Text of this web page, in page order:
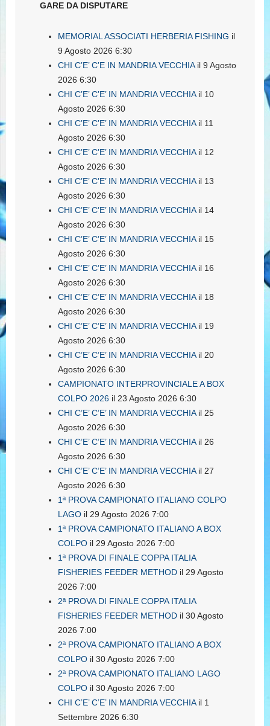
GARE DA DISPUTARE
MEMORIAL ASSOCIATI HERBERIA FISHING il
9 Agosto 2026 6:30
CHI C’E’ C’E IN MANDRIA VECCHIAil 9 Agosto
2026 6:30
CHI C’E’ C’E’ IN MANDRIA VECCHIAil 10
Agosto 2026 6:30
CHI C’E’ C’E’ IN MANDRIA VECCHIAil 11
Agosto 2026 6:30
CHI C’E’ C’E’ IN MANDRIA VECCHIAil 12
Agosto 2026 6:30
CHI C’E’ C’E’ IN MANDRIA VECCHIAil 13
Agosto 2026 6:30
CHI C’E’ C’E’ IN MANDRIA VECCHIAil 14
Agosto 2026 6:30
CHI C’E’ C’E’ IN MANDRIA VECCHIAil 15
Agosto 2026 6:30
CHI C’E’ C’E’ IN MANDRIA VECCHIAil 16
Agosto 2026 6:30
CHI C’E’ C’E’ IN MANDRIA VECCHIAil 18
Agosto 2026 6:30
CHI C’E’ C’E’ IN MANDRIA VECCHIAil 19
Agosto 2026 6:30
CHI C’E’ C’E’ IN MANDRIA VECCHIAil 20
Agosto 2026 6:30
CAMPIONATO INTERPROVINCIALE A BOX
COLPO 2026 il 23 Agosto 2026 6:30
CHI C’E’ C’E’ IN MANDRIA VECCHIAil 25
Agosto 2026 6:30
CHI C’E’ C’E’ IN MANDRIA VECCHIAil 26
Agosto 2026 6:30
CHI C’E’ C’E’ IN MANDRIA VECCHIAil 27
Agosto 2026 6:30
1ª PROVA CAMPIONATO ITALIANO COLPO
LAGO il 29 Agosto 2026 7:00
1ª PROVA CAMPIONATO ITALIANO A BOX
COLPO il 29 Agosto 2026 7:00
1ª PROVA DI FINALE COPPA ITALIA
FISHERIES FEEDER METHOD il 29 Agosto
2026 7:00
2ª PROVA DI FINALE COPPA ITALIA
FISHERIES FEEDER METHOD il 30 Agosto
2026 7:00
2ª PROVA CAMPIONATO ITALIANO A BOX
COLPO il 30 Agosto 2026 7:00
2ª PROVA CAMPIONATO ITALIANO LAGO
COLPO il 30 Agosto 2026 7:00
CHI C’E’ C’E’ IN MANDRIA VECCHIAil 1
Settembre 2026 6:30